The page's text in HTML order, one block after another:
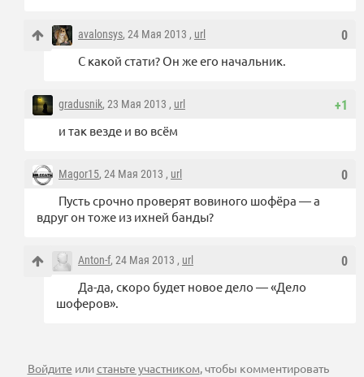
0
avalonsys, 24 Мая 2013 , url
С какой стати? Он же его начальник.
+1
gradusnik, 23 Мая 2013 , url
и так везде и во всём
0
Magor15, 24 Мая 2013 , url
Пусть срочно проверят вовиного шофёра — а
вдруг он тоже из ихней банды?
0
Anton-f, 24 Мая 2013 , url
Да-да, скоро будет новое дело — «Дело
шоферов».
Войдите илистаньте участником, чтобы комментировать